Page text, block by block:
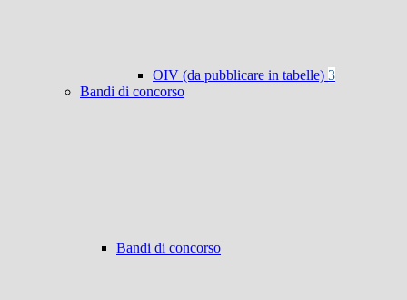
OIV (da pubblicare in tabelle) 3
Bandi di concorso
Bandi di concorso